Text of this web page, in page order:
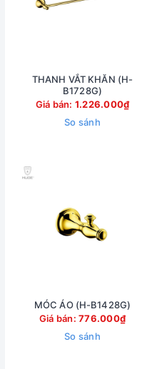
THANH VẮT KHĂN (H-
B1728G)
Giá bán: 1.226.000₫
So sánh
MÓC ÁO (H-B1428G)
Giá bán:776.000₫
So sánh